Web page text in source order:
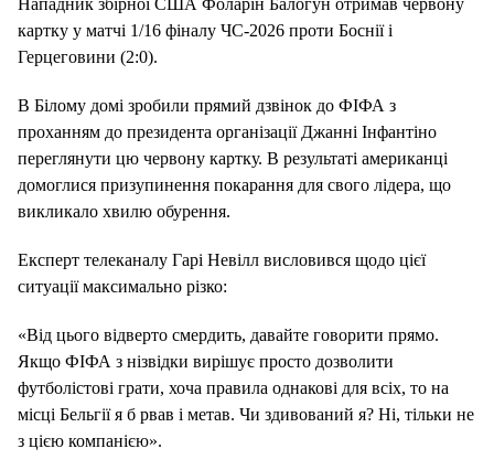
Нападник збірної США Фоларін Балогун отримав червону
картку у матчі 1/16 фіналу ЧС-2026 проти Боснії і
Герцеговини (2:0).
В Білому домі зробили прямий дзвінок до ФІФА з
проханням до президента організації Джанні Інфантіно
переглянути цю червону картку. В результаті американці
домоглися призупинення покарання для свого лідера, що
викликало хвилю обурення.
Експерт телеканалу Гарі Невілл висловився щодо цієї
ситуації максимально різко:
«Від цього відверто смердить, давайте говорити прямо.
Якщо ФІФА з нізвідки вирішує просто дозволити
футболістові грати, хоча правила однакові для всіх, то на
місці Бельгії я б рвав і метав. Чи здивований я? Ні, тільки не
з цією компанією».